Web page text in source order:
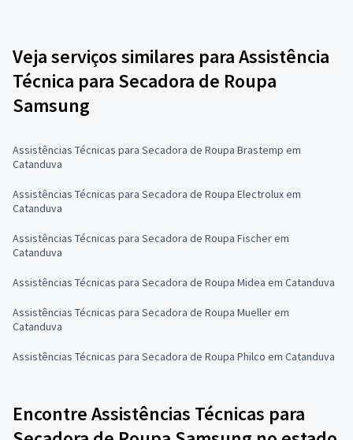
Veja serviços similares para Assistência
Técnica para Secadora de Roupa
Samsung
Assistências Técnicas para Secadora de Roupa Brastemp em
Catanduva
Assistências Técnicas para Secadora de Roupa Electrolux em
Catanduva
Assistências Técnicas para Secadora de Roupa Fischer em
Catanduva
Assistências Técnicas para Secadora de Roupa Midea em Catanduva
Assistências Técnicas para Secadora de Roupa Mueller em
Catanduva
Assistências Técnicas para Secadora de Roupa Philco em Catanduva
Encontre Assistências Técnicas para